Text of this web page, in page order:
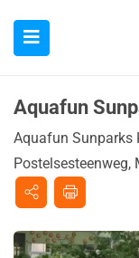
Aquafun
Aquafun Sunparks
Postelsesteenweg,